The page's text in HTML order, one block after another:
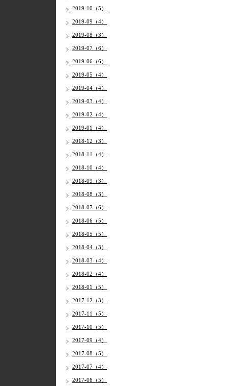
2019-10（5）
2019-09（4）
2019-08（3）
2019-07（6）
2019-06（6）
2019-05（4）
2019-04（4）
2019-03（4）
2019-02（4）
2019-01（4）
2018-12（3）
2018-11（4）
2018-10（4）
2018-09（3）
2018-08（3）
2018-07（6）
2018-06（5）
2018-05（5）
2018-04（3）
2018-03（4）
2018-02（4）
2018-01（5）
2017-12（3）
2017-11（5）
2017-10（5）
2017-09（4）
2017-08（5）
2017-07（4）
2017-06（5）